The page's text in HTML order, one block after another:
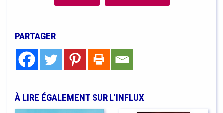
PARTAGER
À LIRE ÉGALEMENT SUR L'INFLUX